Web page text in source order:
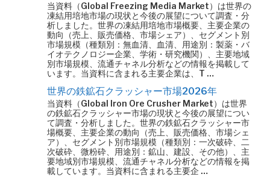
当資料（Global Freezing Media Market）は世界の
凍結用培地市場の現状と今後の展望について調査・分
析しました。世界の凍結用培地市場概要、主要企業の
動向（売上、販売価格、市場シェア）、セグメント別
市場規模（種類別：無血清、血清、用途別：製薬・バ
イオテクノロジー企業、学術・研究機関）、主要地域
別市場規模、流通チャネル分析などの情報を掲載して
います。当資料に含まれる主要企業は、T …
世界の鉄鉱石クラッシャー市場2026年
当資料（Global Iron Ore Crusher Market）は世界
の鉄鉱石クラッシャー市場の現状と今後の展望につい
て調査・分析しました。世界の鉄鉱石クラッシャー市
場概要、主要企業の動向（売上、販売価格、市場シェ
ア）、セグメント別市場規模（種類別：一次破砕、二
次破砕、微粉砕、用途別：鉱山、建設、その他）、主
要地域別市場規模、流通チャネル分析などの情報を掲
載しています。当資料に含まれる主要企 …